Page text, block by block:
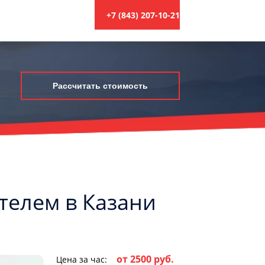
+7 (843) 207-10-21
Рассчитать стоимость
в Казани
Цена за час: от 2500 руб.